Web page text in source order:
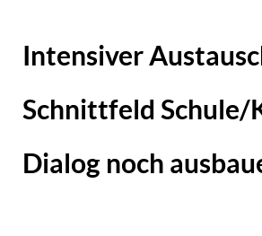
Intensiver
Schnittfeld Schule/
Dialog noch